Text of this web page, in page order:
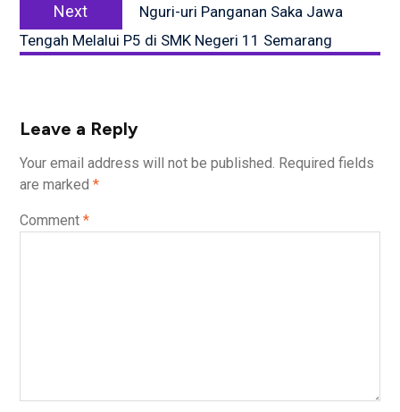
Next
post:
Nguri-uri Panganan Saka Jawa
Tengah Melalui P5 di SMK Negeri 11 Semarang
Leave a Reply
Your email address will not be published. Required fields
are marked *
Comment *